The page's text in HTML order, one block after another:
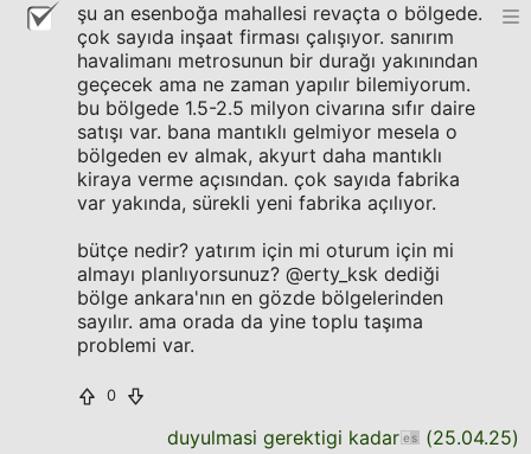
şu an esenboğa mahallesi revaçta o bölgede.
çok sayıda inşaat firması çalışıyor. sanırım
havalimanı metrosunun bir durağı yakınından
geçecek ama ne zaman yapılır bilemiyorum.
bu bölgede 1.5-2.5 milyon civarına sıfır daire
satışı var. bana mantıklı gelmiyor mesela o
bölgeden ev almak, akyurt daha mantıklı
kiraya verme açısından. çok sayıda fabrika
var yakında, sürekli yeni fabrika açılıyor.
bütçe nedir? yatırım için mi oturum için mi
almayı planlıyorsunuz? @erty_ksk dediği
bölge ankara'nın en gözde bölgelerinden
sayılır. ama orada da yine toplu taşıma
problemi var.
0
duyulmasi gerektigi kadar (25.04.25)